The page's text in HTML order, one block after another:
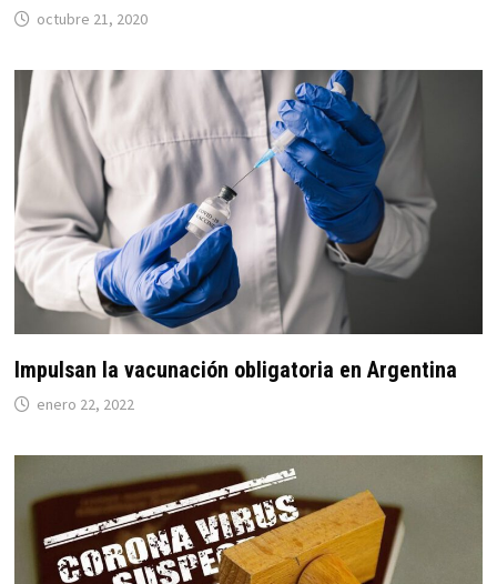
octubre 21, 2020
Impulsan la vacunación obligatoria en Argentina
enero 22, 2022